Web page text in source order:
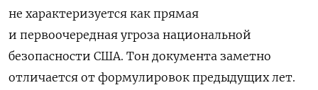
не характеризуется как прямая
и первоочередная угроза национальной
безопасности США. Тон документа заметно
отличается от формулировок предыдущих лет.